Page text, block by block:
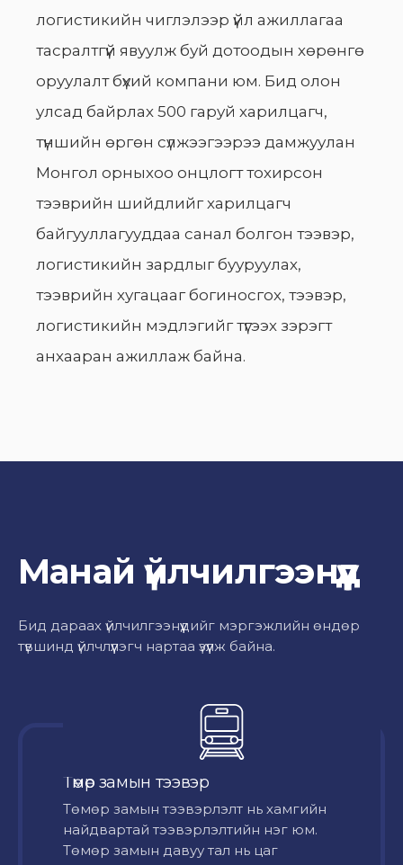
логистикийн чиглэлээр үйл ажиллагаа
тасралтгүй явуулж буй дотоодын хөрөнгө
оруулалт бүхий компани юм. Бид олон
улсад байрлах 500 гаруй харилцагч,
түншийн өргөн сүлжээгээрээ дамжуулан
Монгол орныхоо онцлогт тохирсон
тээврийн шийдлийг харилцагч
байгууллагууддаа санал болгон тээвэр,
логистикийн зардлыг бууруулах,
тээврийн хугацааг богиносгох, тээвэр,
логистикийн мэдлэгийг түгээх зэрэгт
анхааран ажиллаж байна.
Манай үйлчилгээнүүд
Бид дараах үйлчилгээнүүдийг мэргэжлийн өндөр
түвшинд үйлчлүүлэгч нартаа үзүүлж байна.
Төмөр замын тээвэр
Төмөр замын тээвэрлэлт нь хамгийн
найдвартай тээвэрлэлтийн нэг юм.
Төмөр замын давуу тал нь цаг